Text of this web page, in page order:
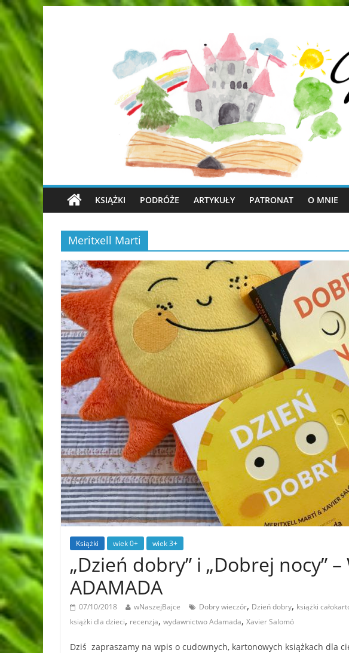
KSIĄŻKI PODRÓŻE ARTYKUŁY PATRONAT O MNIE
Meritxell Marti
Książki wiek 0+ wiek 3+
„Dzień dobry” i „Dobrej nocy”
ADAMADA
07/10/2018 wNaszejBajce Dobry wieczór, Dzień dobry, książki
książki dla dzieci, recenzja, wydawnictwo Adamada, Xavier Salomó
Dziś zapraszamy na wpis o cudownych, kartonowych książkach dla